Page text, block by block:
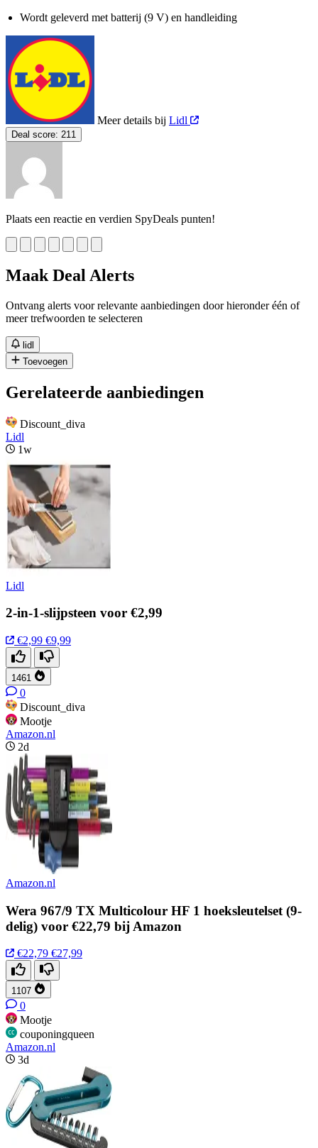
Wordt geleverd met batterij (9 V) en handleiding
Meer details bij Lidl
Deal score: 211
Plaats een reactie en verdien SpyDeals punten!
Maak Deal Alerts
Ontvang alerts voor relevante aanbiedingen door hieronder één of
meer trefwoorden te selecteren
lidl
Toevoegen
Gerelateerde aanbiedingen
Discount_diva
Lidl
1w
Lidl
2-in-1-slijpsteen voor €2,99
€2,99 €9,99
1461
0
Discount_diva
Mootje
Amazon.nl
2d
Amazon.nl
Wera 967/9 TX Multicolour HF 1 hoeksleutelset (9-
delig) voor €22,79 bij Amazon
€22,79 €27,99
1107
0
Mootje
couponingqueen
Amazon.nl
3d